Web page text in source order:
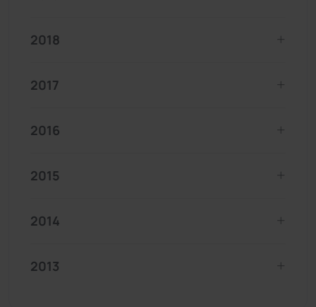
2018
2017
2016
2015
2014
2013